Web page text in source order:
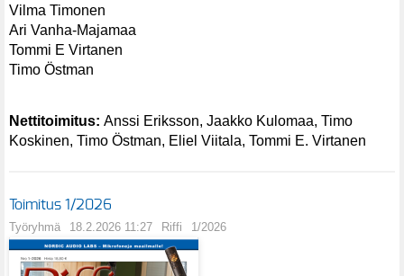
Vilma Timonen
Ari Vanha-Majamaa
Tommi E Virtanen
Timo Östman
Nettitoimitus: Anssi Eriksson, Jaakko Kulomaa, Timo
Koskinen, Timo Östman, Eliel Viitala, Tommi E. Virtanen
Toimitus 1/2026
Työryhmä 18.2.2026 11:27 Riffi 1/2026